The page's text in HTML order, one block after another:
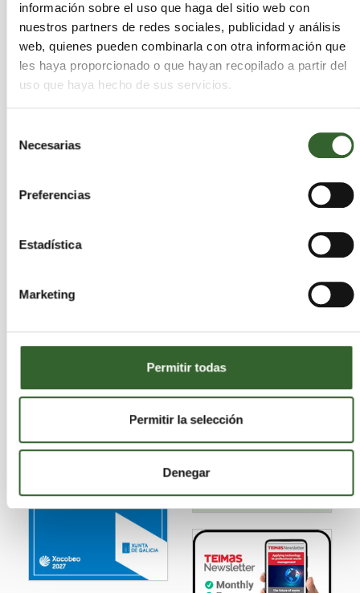
información sobre el uso que haga del sitio web con
nuestros partners de redes sociales, publicidad y análisis
web, quienes pueden combinarla con otra información que
les haya proporcionado o que hayan recopilado a partir del
uso que haya hecho de sus servicios.
Necesarias
Preferencias
Estadística
Marketing
Permitir todas
Permitir la selección
Denegar
• 12 01 01 - Limadura y virutas de metales
férreos
• 12 01 02 - Polvo y partículas de metales
férreos
Responder
publicadas en este tablón.
Papel y cartón
Vidrio